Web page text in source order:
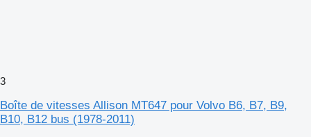
3
Boîte de vitesses Allison MT647 pour Volvo B6, B7, B9,
B10, B12 bus (1978-2011)